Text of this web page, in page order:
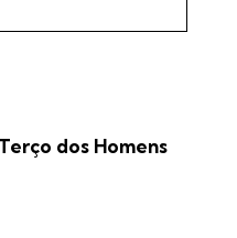
dos Homens